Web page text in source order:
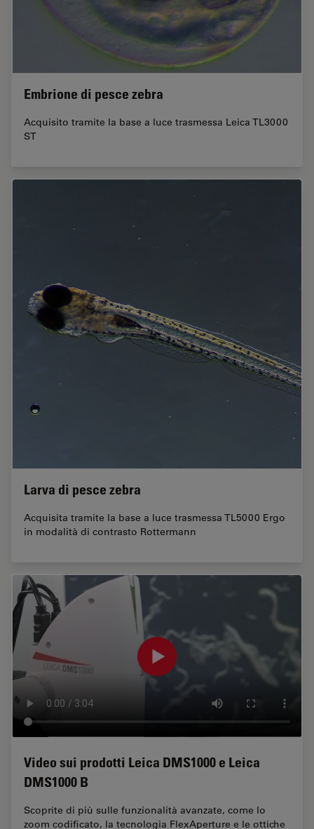
Embrione di pesce zebra
Acquisito tramite la base a luce trasmessa Leica TL3000
ST
Larva di pesce zebra
Acquisita tramite la base a luce trasmessa TL5000 Ergo
in modalità di contrasto Rottermann
Video sui prodotti Leica DMS1000 e Leica
DMS1000 B
Scoprite di più sulle funzionalità avanzate, come lo
zoom codificato, la tecnologia FlexAperture e le ottiche